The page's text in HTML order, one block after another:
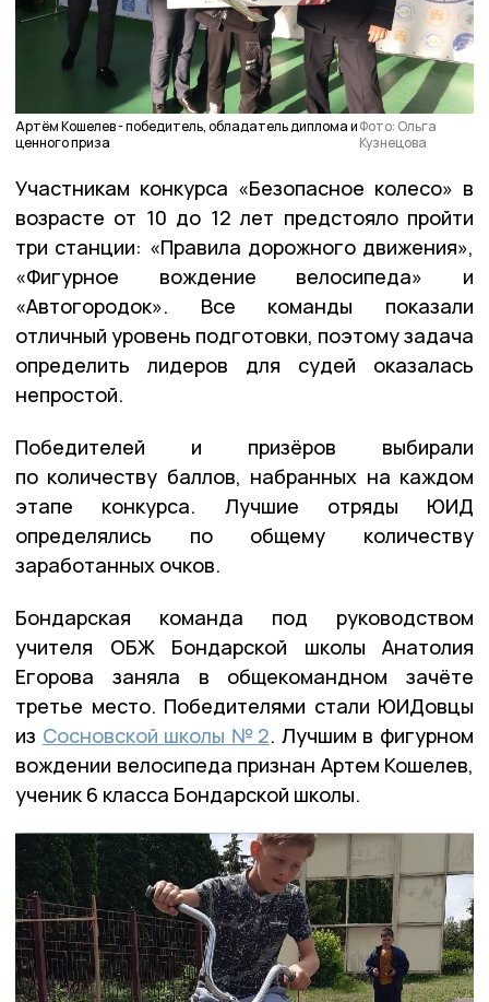
Артём Кошелев - победитель, обладатель диплома и
ценного приза
Фото: Ольга
Кузнецова
Участникам конкурса «Безопасное колесо» в
возрасте от 10 до 12 лет предстояло пройти
три станции: «Правила дорожного движения»,
«Фигурное вождение велосипеда» и
«Автогородок». Все команды показали
отличный уровень подготовки, поэтому задача
определить лидеров для судей оказалась
непростой.
Победителей и призёров выбирали
по количеству баллов, набранных на каждом
этапе конкурса. Лучшие отряды ЮИД
определялись по общему количеству
заработанных очков.
Бондарская команда под руководством
учителя ОБЖ Бондарской школы Анатолия
Егорова заняла в общекомандном зачёте
третье место. Победителями стали ЮИДовцы
из Сосновской школы № 2. Лучшим в фигурном
вождении велосипеда признан Артем Кошелев,
ученик 6 класса Бондарской школы.